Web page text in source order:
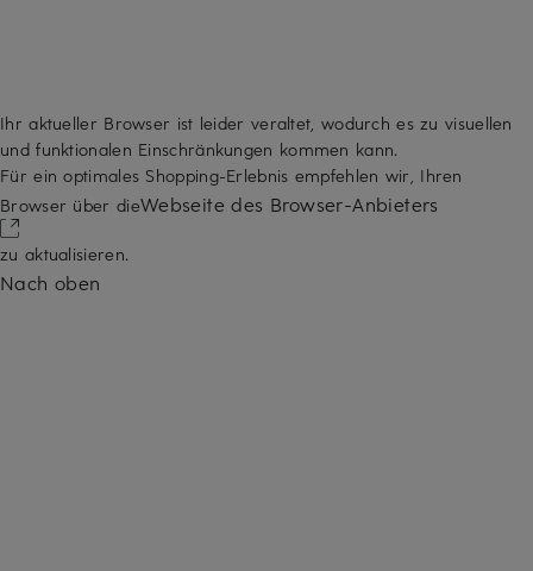
Ihr aktueller Browser ist leider veraltet, wodurch es zu visuellen
und funktionalen Einschränkungen kommen kann.
Für ein optimales Shopping-Erlebnis empfehlen wir, Ihren
Browser über dieWebseite des Browser-Anbieters
zu aktualisieren.
Nach oben